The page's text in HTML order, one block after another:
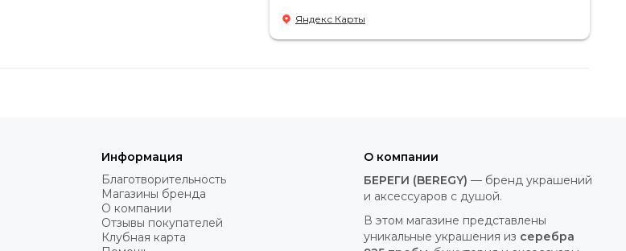
Яндекс Карты
Информация
Благотворительность
Магазины бренда
О компании
Отзывы покупателей
Клубная карта
О компании
БЕРЕГИ (BEREGY) — бренд украшений
и аксессуаров с душой.
В этом магазине представлены
уникальные украшения из серебра